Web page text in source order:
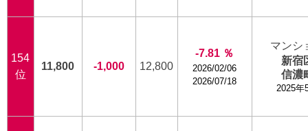
154
位
11,800 -1,000 12,800
-7.81 ％
2026/02/06
2026/07/18
マンシ
新宿
信濃
2025年